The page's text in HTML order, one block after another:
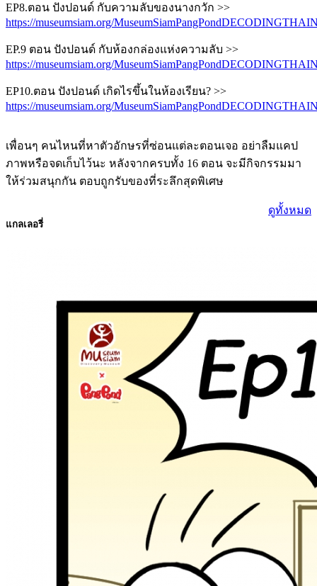
EP8.ตอน ปังปอนด์ กับความลับของนางกวัก >>
https://museumsiam.org/
EP.9 ตอน ปังปอนด์ กับห้องกล่องแห่งความลับ >>
https://museumsiam.org/
EP10.ตอน ปังปอนด์ เกิดไรขึ้นในห้องเรียน? >>
https://museumsiam.org/
เพื่อนๆ คนไหนที่หาตัวอักษรที่ซ่อนแต่ละตอนเจอ อย่าลืมแคป
ภาพหรือจดเก็บไว้นะ หลังจากครบทั้ง 16 ตอน จะมีกิจกรรมมา
ให้ร่วมสนุกกัน ตอบถูกรับของที่ระลึกสุดพิเศษ
แกลเลอรี่
ดูทั้งหมด